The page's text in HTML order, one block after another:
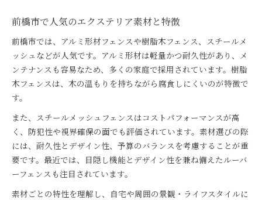
前橋市で人気のエクステリア素材と特徴
前橋市では、アルミ形材フェンスや樹脂木フェンス、スチールメ
ッシュなどが人気です。アルミ形材は軽量かつ耐久性があり、メ
ンテナンスも容易なため、多くの家庭で採用されています。樹脂
木フェンスは、木の温もりを持ちながら腐食しにくいのが特徴で
す。
また、スチールメッシュフェンスはコストパフォーマンスが高
く、防犯性や視界確保の面でも評価されています。素材選びの際
には、耐久性とデザイン性、予算のバランスを考慮することが重
要です。最近では、目隠し機能とデザイン性を兼ね備えたルーバ
ーフェンスも注目されています。
素材ごとの特性を理解し、自宅や周囲の景観・ライフスタイルに